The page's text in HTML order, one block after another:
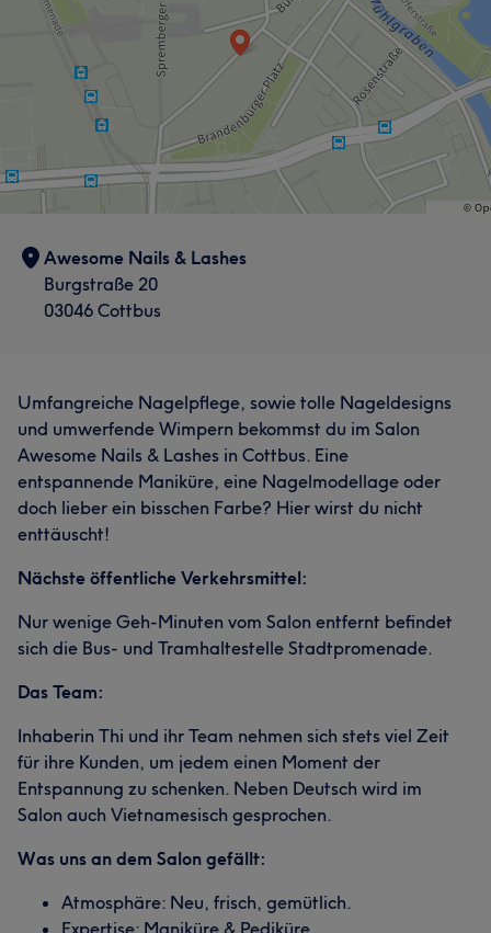
Awesome Nails & Lashes
Burgstraße 20
03046 Cottbus
Umfangreiche Nagelpflege, sowie tolle Nageldesigns
und umwerfende Wimpern bekommst du im Salon
Awesome Nails & Lashes in Cottbus. Eine
entspannende Maniküre, eine Nagelmodellage oder
doch lieber ein bisschen Farbe? Hier wirst du nicht
enttäuscht!
Nächste öffentliche Verkehrsmittel:
Nur wenige Geh-Minuten vom Salon entfernt befindet
sich die Bus- und Tramhaltestelle Stadtpromenade.
Das Team:
Inhaberin Thi und ihr Team nehmen sich stets viel Zeit
für ihre Kunden, um jedem einen Moment der
Entspannung zu schenken. Neben Deutsch wird im
Salon auch Vietnamesisch gesprochen.
Was uns an dem Salon gefällt:
Atmosphäre: Neu, frisch, gemütlich.
Expertise: Maniküre & Pediküre,